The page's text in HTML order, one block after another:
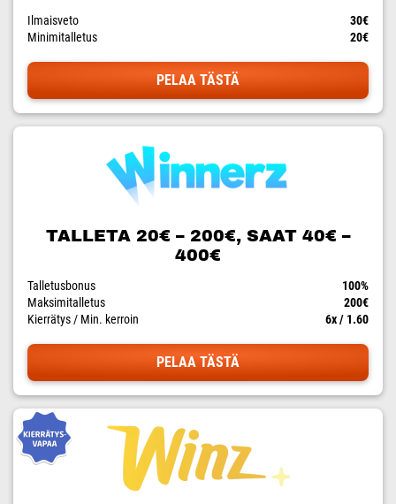
Ilmaisveto
30€
Minimitalletus
20€
PELAA TÄSTÄ
TALLETA 20€ – 200€, SAAT 40€ –
400€
Talletusbonus
100%
Maksimitalletus
200€
Kierrätys / Min. kerroin
6x / 1.60
PELAA TÄSTÄ